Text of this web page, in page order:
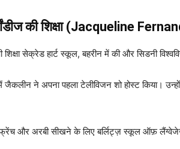
की शिक्षा (Jacqueline
सेक्रेड हार्ट स्कूल, बहरीन में की और सिडनी
ने अपना पहला टेलीविजन शो होस्ट किया।
फ्रेंच और अरबी सीखने के लिए बर्लिट्ज़ स्कूल ऑफ़